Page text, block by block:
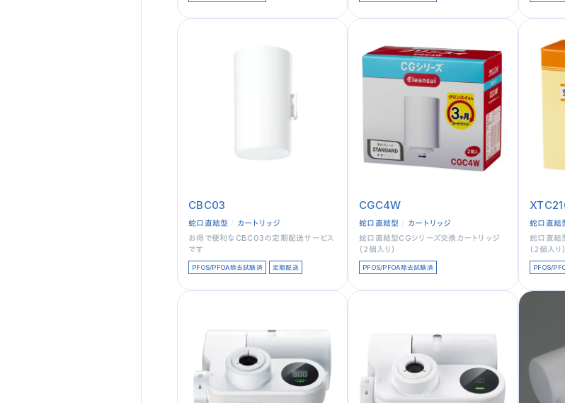
CBC03
蛇口直結型
カートリッジ
お得で便利なCBC03の定期配送サービス
です
PFOS/PFOA除去試験済 定期配送
CGC4W
蛇口直結型
カートリッジ
蛇口直結型CGシリーズ交換カートリッジ
（２個入り）
PFOS/PFOA除去試験済
蛇口直結
蛇口直結
（２個入り）
PFOS/